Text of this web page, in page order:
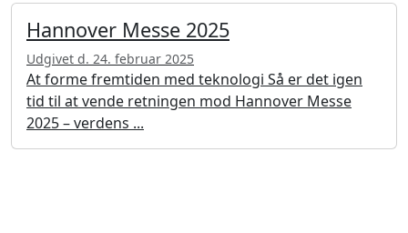
Hannover Messe 2025
Udgivet d. 24. februar 2025
At forme fremtiden med teknologi Så er det igen
tid til at vende retningen mod Hannover Messe
2025 – verdens ...